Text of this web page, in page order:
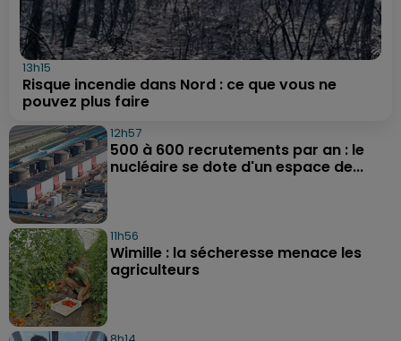
13h15
Risque incendie dans Nord : ce que vous ne
pouvez plus faire
12h57
500 à 600 recrutements par an : le
nucléaire se dote d'un espace de...
11h56
Wimille : la sécheresse menace les
agriculteurs